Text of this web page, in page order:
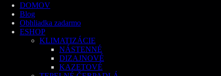
DOMOV
Blog
Obhliadka zadarmo
ESHOP
KLIMATIZÁCIE
NÁSTENNÉ
DIZAJNOVÉ
KAZETOVÉ